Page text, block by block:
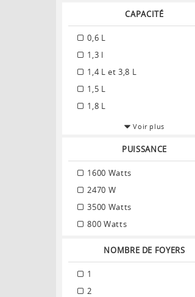
CAPACITÉ
0,6 L
1,3 l
1,4 L et 3,8 L
1,5 L
1,8 L
Voir plus
PUISSANCE
1600 Watts
2470 W
3500 Watts
800 Watts
NOMBRE DE FOYERS
1
2